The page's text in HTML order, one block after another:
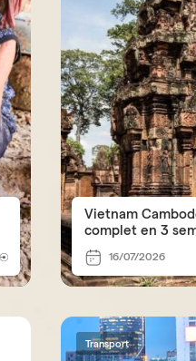
Vietnam
complet en 3
16/07/2026
Transport